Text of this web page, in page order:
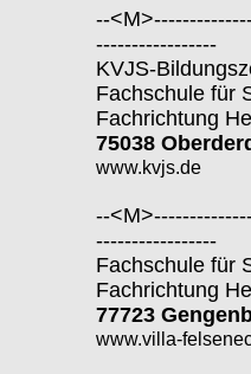
--
-----------------
KVJS-
Fachschule für
Fachrichtung
75038
www.kvjs.de
--
-----------------
Fachschule für
Fachrichtung
77723
www.villa-